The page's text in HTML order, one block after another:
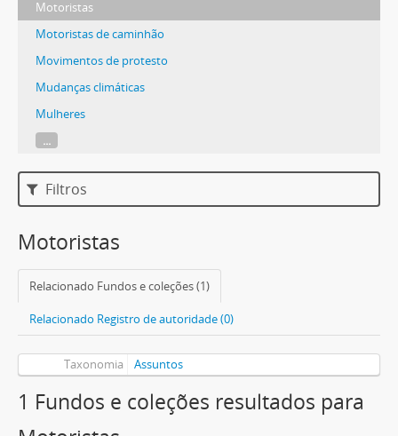
Motoristas
Motoristas de caminhão
Movimentos de protesto
Mudanças climáticas
Mulheres
...
Filtros
Motoristas
Relacionado Fundos e coleções (1)
Relacionado Registro de autoridade (0)
Taxonomia Assuntos
1 Fundos e coleções resultados para